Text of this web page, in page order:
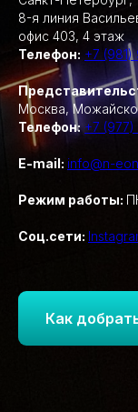
8-я линия
офис 403, 4 этаж
Телефон: +7 (981)
Москва,
Телефон: +7
E-mail: info@n-
Режим работы:
Соц.сети:
Как